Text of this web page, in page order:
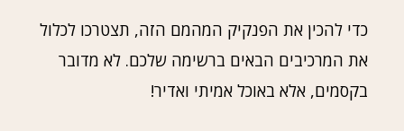
כדי להכין את הפנקיק המהמם הזה, תצטרכו לכלול
את המרכיבים הבאים ברשימה שלכם. לא מדובר
בקסמים, אלא באוכל אמיתי ואדיר!